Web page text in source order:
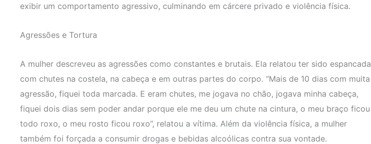
exibir um comportamento agressivo, culminando em cárcere privado e violência física.
Agressões e Tortura
A mulher descreveu as agressões como constantes e brutais. Ela relatou ter sido espancada
com chutes na costela, na cabeça e em outras partes do corpo. “Mais de 10 dias com muita
agressão, fiquei toda marcada. E eram chutes, me jogava no chão, jogava minha cabeça,
fiquei dois dias sem poder andar porque ele me deu um chute na cintura, o meu braço ficou
todo roxo, o meu rosto ficou roxo”, relatou a vítima. Além da violência física, a mulher
também foi forçada a consumir drogas e bebidas alcoólicas contra sua vontade.